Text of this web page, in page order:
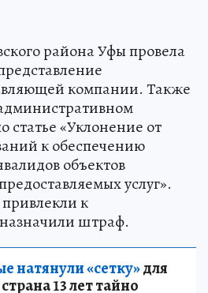
района Уфы провела
компании. Также
«Уклонение от
к обеспечению
объектов
услуг».
к
штраф.
натянули «сетку»для
13 лет тайно